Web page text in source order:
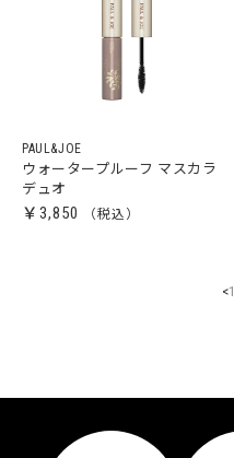
PAUL&JOE
ウォータープルーフ マスカラ
デュオ
￥3,850
<1